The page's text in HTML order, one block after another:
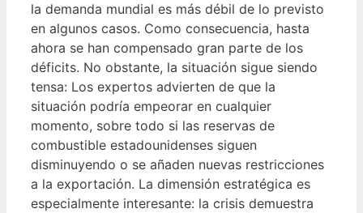
la demanda mundial es más débil de lo previsto
en algunos casos. Como consecuencia, hasta
ahora se han compensado gran parte de los
déficits. No obstante, la situación sigue siendo
tensa: Los expertos advierten de que la
situación podría empeorar en cualquier
momento, sobre todo si las reservas de
combustible estadounidenses siguen
disminuyendo o se añaden nuevas restricciones
a la exportación. La dimensión estratégica es
especialmente interesante: la crisis demuestra